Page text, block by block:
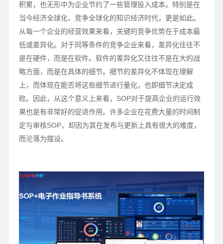
积累，也无形中为企业节约了一些管理投入成本。特别是在
当今经济全球化、竞争全球化的知识经济时代，更是如此。
从每一个企业的经营效果来看，关键的竞争优势在于成本最
低或差异化。对于同等条件的竞争企业来看，差异化往往不
是在硬件，而是在软件。软件的差异化又往往不是在大的战
略方面，而是在具体的细节。细节的差异化不体现在理解
上，而体现在能否将这些细节进行量化，也即细节决定成
败。因此，从这个意义上来看，SOP对于提高企业的运行效
果也是有非常好的促进作用。许多企业在花费大量的时间制
定与审核SOP，却因为其在发布与更新上具有很大的难度，
而沦落为摆设。